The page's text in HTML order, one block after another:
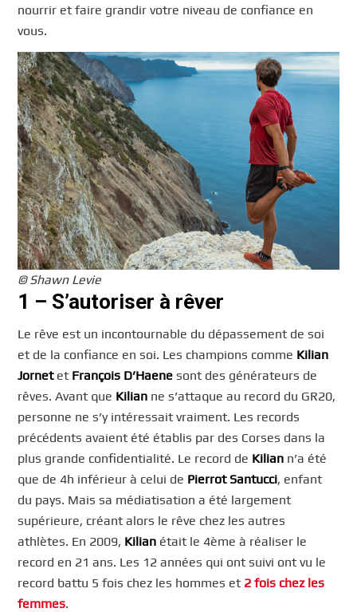
nourrir et faire grandir votre niveau de confiance en
vous.
© Shawn Levie
1 – S’autoriser à rêver
Le rêve est un incontournable du dépassement de soi
et de la confiance en soi. Les champions comme Kilian
Jornetet François D’Haene sont des générateurs de
rêves. Avant que Kilian ne s’attaque au record du GR20,
personne ne s’y intéressait vraiment. Les records
précédents avaient été établis par des Corses dans la
plus grande confidentialité. Le record de Kilian n’a été
que de 4h inférieur à celui de Pierrot Santucci, enfant
du pays. Mais sa médiatisation a été largement
supérieure, créant alors le rêve chez les autres
athlètes. En 2009, Kilian était le 4ème à réaliser le
record en 21 ans. Les 12 années qui ont suivi ont vu le
record battu 5 fois chez les hommes et 2 fois chez les
femmes.